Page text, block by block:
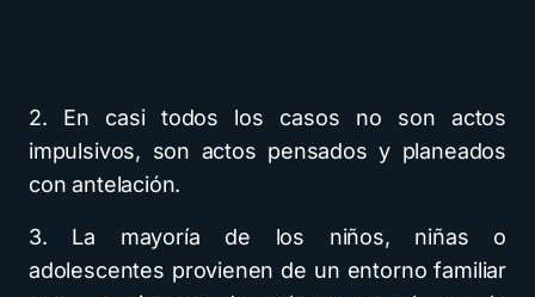
2. En casi todos los casos no son actos
impulsivos, son actos pensados y planeados
con antelación.
3. La mayoría de los niños, niñas o
adolescentes provienen de un entorno familiar